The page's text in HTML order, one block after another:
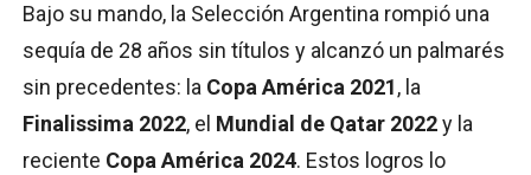
Bajo su mando, la Selección Argentina rompió una
sequía de 28 años sin títulos y alcanzó un palmarés
sin precedentes: la Copa América 2021, la
Finalissima 2022, el Mundial de Qatar 2022y la
reciente Copa América 2024. Estos logros lo